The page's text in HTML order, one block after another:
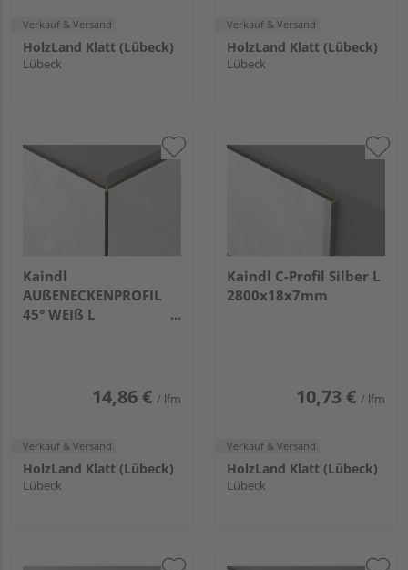
Verkauf & Versand
HolzLand Klatt (Lübeck)
Lübeck
Verkauf & Versand
HolzLand Klatt (Lübeck)
Lübeck
Kaindl
AUßENECKENPROFIL
45° WEIß L
14,86 € / lfm
Verkauf & Versand
HolzLand Klatt (Lübeck)
Lübeck
Kaindl C-Profil Silber L
2800x18x7mm
10,73 € / lfm
Verkauf & Versand
HolzLand Klatt (Lübeck)
Lübeck